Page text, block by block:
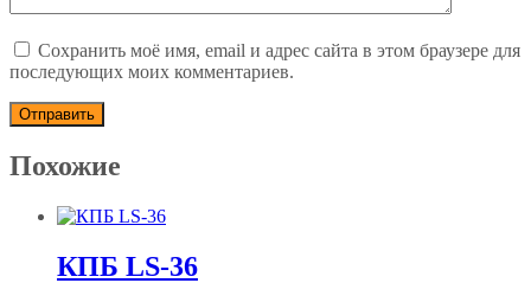
Сохранить моё имя, email и адрес сайта в этом браузере для
последующих моих комментариев.
Похожие
КПБ LS-36